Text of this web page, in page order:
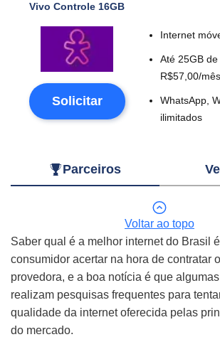
Vivo Controle 16GB
Solicitar
Internet
Até 25GB
R$57,00/mês
WhatsApp,
ilimitados
Parceiros
Voltar ao topo
Saber qual é a melhor internet do Brasil
consumidor acertar na hora de contratar
provedora, e a boa notícia é que
realizam pesquisas frequentes para
qualidade da internet oferecida pelas
do mercado.